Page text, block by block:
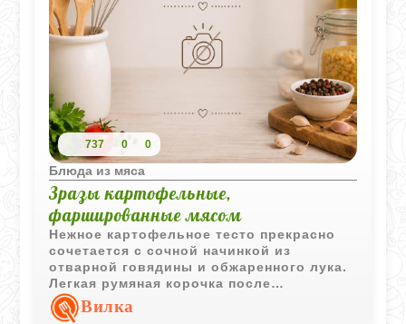
737 0 0
Блюда из мяса
Зразы картофельные,
фаршированные мясом
Нежное картофельное тесто прекрасно
сочетается с сочной начинкой из
отварной говядины и обжаренного лука.
Легкая румяная корочка после
сковороды и запекания в духовке делает
их особенно аппетитными. Подавайте
Вилка